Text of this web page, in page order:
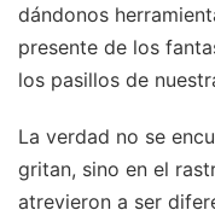
dándonos
presente de los
los pasillos de
La verdad no se
gritan, sino en el
atrevieron a ser